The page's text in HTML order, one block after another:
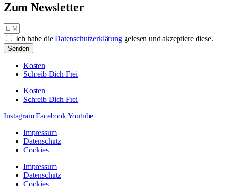
Zum Newsletter
Ich habe die Datenschutzerklärung gelesen und akzeptiere diese.
Senden
Kosten
Schreib Dich Frei
Kosten
Schreib Dich Frei
Instagram FacebookYoutube
Impressum
Datenschutz
Cookies
Impressum
Datenschutz
Cookies